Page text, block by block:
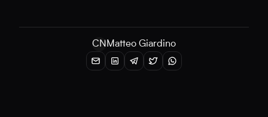
CNMatteo Giardino